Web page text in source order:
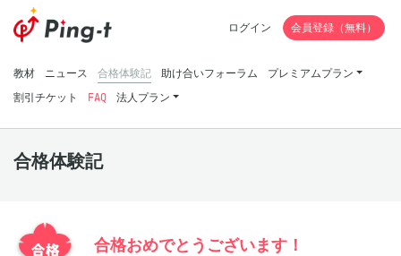
教材 ニュース 合格体験記 助け合いフォーラム
プレミアムプラン
割引チケット
FAQ 法人プラン
ログイン 会員登録（無料）
合格体験記
合格おめでとうございます！